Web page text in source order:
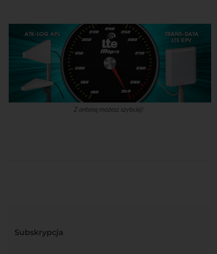
Z anteną możesz szybciej!
Subskrypcja